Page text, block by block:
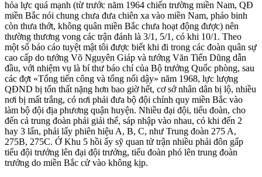
hỏa lực quá mạnh (từ trước năm 1964 chiến trường miền Nam, QĐ
miền Bắc nói chung chưa đưa chiên xa vào miền Nam, pháo binh
còn thưa thớt, không quân miền Bắc chưa hoạt động được) nên
thường thương vong các trận đánh là 3/1, 5/1, có khi 10/1. Theo
một số báo cáo tuyệt mật tôi được biết khi đi trong các đoàn quân sự
cao cấp do tướng Võ Nguyên Giáp và tướng Văn Tiến Dũng dẫn
đầu, với nhiệm vụ là bí thư báo chí của Bộ trưởng Quốc phòng, sau
các đợt «Tổng tiến công và tổng nổi dậy» năm 1968, lực lượng
QĐND bị tổn thất nặng hơn bao giờ hết, cơ sở nhân dân bị lộ, nhiều
nơi bị mất trắng, có nơi phải đưa bộ đội chính quy miền Bắc vào
làm bộ đội địa phương quận huyện. Nhiều đại đội, tiểu đoàn, cho
đến cả trung đoàn phải giải thể, sáp nhập vào nhau, có khi đến 2
hay 3 lấn, phải lấy phiên hiệu A, B, C, như Trung đoàn 275 A,
275B, 275C. Ở Khu 5 hồi ấy sỹ quan tử trận nhiều phải đôn gấp
tiểu đội trưởng lên đại đội trưởng, tiểu đoàn phó lên trung đoàn
trưởng do miền Bắc cử vào không kịp.